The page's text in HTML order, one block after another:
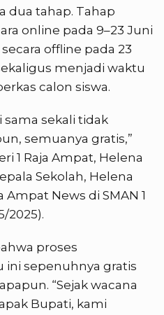
dua tahap. Tahap
online pada 9–23 Juni
offline pada 23
menjadi waktu
calon siswa.
sama sekali tidak
semuanya gratis,”
1 Raja Ampat, Helena
Sekolah, Helena
News di SMAN 1
2025).
proses
ini sepenuhnya gratis
“Sejak wacana
Bupati, kami